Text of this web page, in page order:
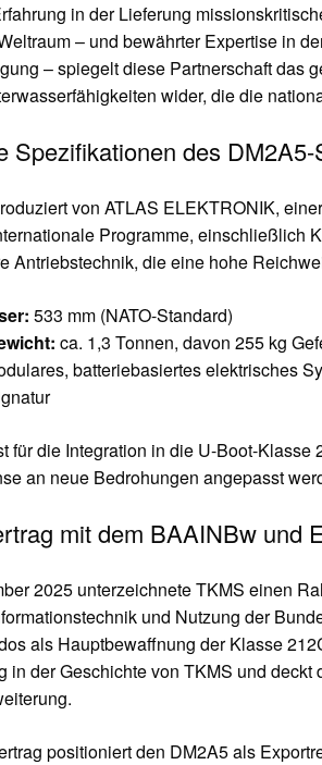
in der Lieferung
– und bewährter Expertise in
– spiegelt diese Partnerschaft das
wider, die die
Spezifikationen des
von ATLAS ELEKTRONIK,
Programme, einschließlich
Antriebstechnik, die eine hohe
533 mm (NATO-Standard)
ca. 1,3 Tonnen, davon 255 kg
batteriebasiertes elektrisches
für die Integration in die U-Boot-
an neue Bedrohungen angepasst
mit dem BAAINBw und
2025 unterzeichnete TKMS einen
und Nutzung der
als Hauptbewaffnung der Klasse
in der Geschichte von TKMS und
positioniert den DM2A5 als